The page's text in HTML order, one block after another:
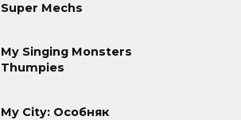
Super Mechs
My Singing Monsters
Thumpies
My City: Особняк